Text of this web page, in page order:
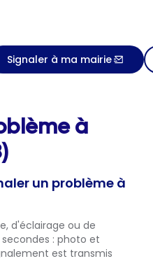
Signaler à ma mairie
à
un problème à
d'éclairage ou de
: photo et
est transmis